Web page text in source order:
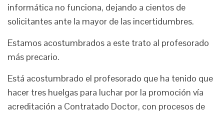
informática no funciona, dejando a cientos de
solicitantes ante la mayor de las incertidumbres.
Estamos acostumbrados a este trato al profesorado
más precario.
Está acostumbrado el profesorado que ha tenido que
hacer tres huelgas para luchar por la promoción vía
acreditación a Contratado Doctor, con procesos de